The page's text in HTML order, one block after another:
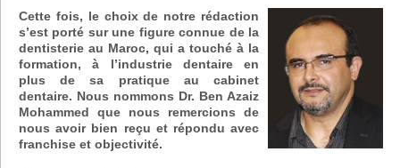
Cette fois, le choix de notre rédaction
s’est porté sur une figure connue de la
dentisterie au Maroc, qui a touché à la
formation, à l’industrie dentaire en
plus de sa pratique au cabinet
dentaire. Nous nommons Dr. Ben Azaiz
Mohammed que nous remercions de
nous avoir bien reçu et répondu avec
franchise et objectivité.